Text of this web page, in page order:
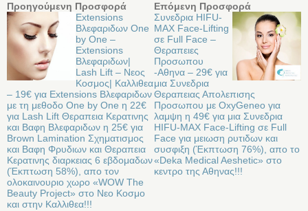
Προηγούμενη Προσφορά
Extensions
Βλεφαριδων Οne
by Οne –
Extensions
Βλεφαριδων|
Lash Lift – Νεος
Κοσμος| Καλλιθεα
– 19€ για Extensions Βλεφαριδων
με τη μεθοδο Οne by Οne η 22€
για Lash Lift Θεραπεια Κερατινης
και Βαφη Βλεφαριδων η 25€ για
Brown Lamination Σχηματισμος
και Βαφη Φρυδιων και Θεραπεια
Κερατινης διαρκειας 6 εβδομαδων
(Έκπτωση 58%), απο τον
ολοκαινουριο χωρο «WOW The
Beauty Project» στo Νεο Κοσμο
και στην Καλλιθεα!!!
Επόμενη Προσφορά
Συνεδρια HIFU-
MAX Face-Lifting
σε Full Face –
Θεραπειες
Προσωπου
-Αθηνα – 29€ για
μια Συνεδρια
Θεραπειας Απολεπισης
Προσωπου με OxyGeneo για
λαμψη η 49€ για μια Συνεδρια
HIFU-MAX Face-Lifting σε Full
Face για μειωση ρυτιδων και
συσφιξη (Έκπτωση 76%), απο το
«Deka Medical Aeshetic» στo
κεντρο της Αθηνας!!!